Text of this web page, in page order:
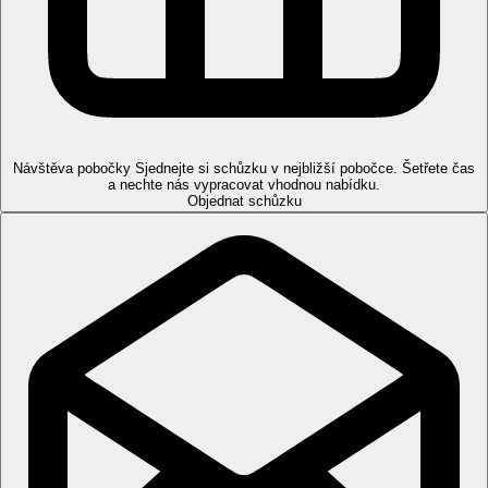
All Inclusive (Serenity Plan)
Snídaně (07:00-10:00), oběd (12:30-15:00), večeře
(19:00-22:00) v hlavní restauraci The Courtyard
Stravování v jedné ze dvou tématických restaurací během
pobytu
JUSTWOK - asijská kuchyně (oběd a večeře)
grilu (oběd a večeře)
Počet straování závisí na délce pobytu:
1-3 noci: 1x za pobyt
4-7 nocí: 2x za pobyt
8-11 nocí: 3x za pobyt
12 a více nocí: 4x za pobyt
Obě restaurace se nacházejí na ostrově ONE
Banyan - ostrov určen pouze pro dospělé. Děti do
16 let se mohou v těchto restauracích stravovat
pouze při večeři
Minibar denně doplňovaný alkoholickými i
nealkoholickými nápoji
Neomezená konzumace běžných mezinárodních značek
Návštěva pobočky Sjednejte si schůzku v nejbližší pobočce. Šetřete čas
a nechte nás vypracovat vhodnou nabídku.
Objednat schůzku